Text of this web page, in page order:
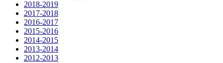
2018-2019
2017-2018
2016-2017
2015-2016
2014-2015
2013-2014
2012-2013